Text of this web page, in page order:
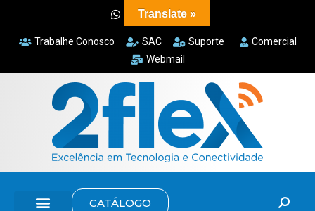
Trabalhe Conosco SAC Suporte
Comercial
Webmail
CATÁLOGO
Translate »